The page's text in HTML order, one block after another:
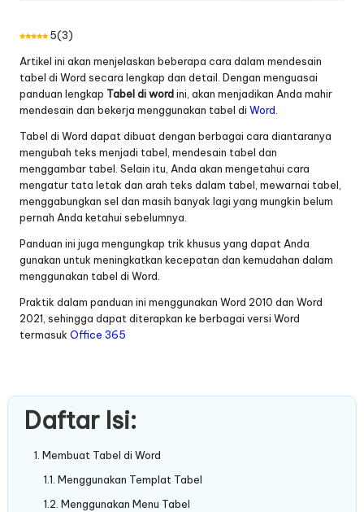
5(3)
Artikel ini akan menjelaskan beberapa cara dalam mendesain
tabel di Word secara lengkap dan detail. Dengan menguasai
panduan lengkap Tabel di wordini, akan menjadikan Anda mahir
mendesain dan bekerja menggunakan tabel di Word
Tabel di Word dapat dibuat dengan berbagai cara diantaranya
mengubah teks menjadi tabel, mendesain tabel dan
menggambar tabel. Selain itu, Anda akan mengetahui cara
mengatur tata letak dan arah teks dalam tabel, mewarnai tabel,
menggabungkan sel dan masih banyak lagi yang mungkin belum
pernah Anda ketahui sebelumnya.
Panduan ini juga mengungkap trik khusus yang dapat Anda
gunakan untuk meningkatkan kecepatan dan kemudahan dalam
menggunakan tabel di Word.
Praktik dalam panduan ini menggunakan Word 2010 dan Word
2021, sehingga dapat diterapkan ke berbagai versi Word
termasuk Office 365
Daftar Isi:
Membuat Tabel di Word
Menggunakan Templat Tabel
Menggunakan Menu Tabel